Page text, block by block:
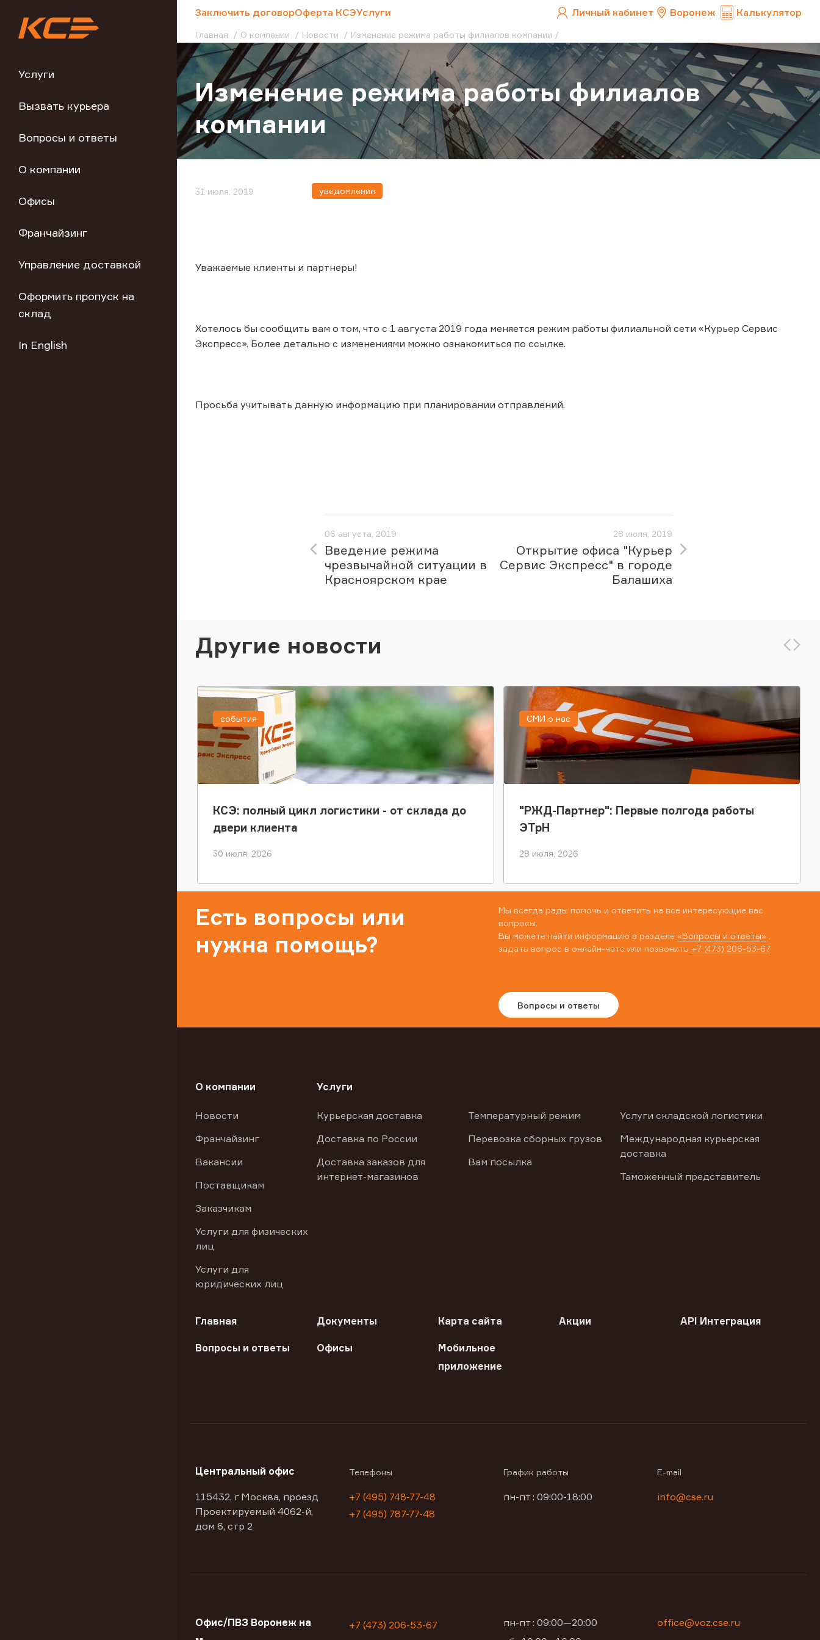
Услуги
Вызвать курьера
Вопросы и ответы
О компании
Офисы
Франчайзинг
Управление доставкой
Оформить пропуск на
склад
In English
Заключить договорОферта КСЭУслуги Личный кабинет Воронеж Калькулятор
Главная О компании Новости Изменение режима работы филиалов компании
Изменение режима работы филиалов
компании
31 июля, 2019 уведомления
Уважаемые клиенты и партнеры!
Хотелось бы сообщить вам о том, что с 1 августа 2019 года меняется режим работы филиальной сети «Курьер Сервис
Экспресс». Более детально с изменениями можно ознакомиться по ссылке.
Просьба учитывать данную информацию при планировании отправлений.
06 августа, 2019
Введение режима
чрезвычайной ситуации в
Красноярском крае
28 июля, 2019
Открытие офиса "Курьер
Сервис Экспресс" в городе
Балашиха
Другие новости
КСЭ: полный цикл логистики - от склада до
двери клиента
30 июля, 2026
события
"РЖД-Партнер": Первые полгода работы
ЭТрН
28 июля, 2026
СМИ о нас
Есть вопросы или
нужна помощь?
Мы всегда рады помочь и ответить на все интересующие вас
вопросы.
Вы можете найти информацию в разделе «Вопросы и ответы»
задать вопрос в онлайн-чате или позвонить +7 (473) 206-53-67
Вопросы и ответы
О компании
Новости
Франчайзинг
Вакансии
Поставщикам
Заказчикам
Услуги для физических
лиц
Услуги для
юридических лиц
Услуги
Курьерская доставка
Доставка по России
Доставка заказов для
интернет-магазинов
Температурный режим
Перевозка сборных грузов
Вам посылка
Услуги складской логистики
Международная курьерская
доставка
Таможенный представитель
Главная Документы Карта сайта Акции API Интеграция
Вопросы и ответы Офисы
Мобильное
приложение
Центральный офис
115432, г Москва, проезд
Проектируемый 4062-й,
дом 6, стр 2
Телефоны
+7 (495) 748-77-48
+7 (495) 787-77-48
График работы
пн-пт : 09:00-18:00
E-mail
info@cse.ru
Офис/ПВЗ Воронеж на
+7 (473) 206-53-67
пн-пт : 09:00—20:00
office@voz.cse.ru